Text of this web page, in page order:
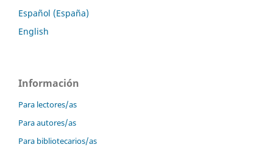
Español (España)
English
Información
Para lectores/as
Para autores/as
Para bibliotecarios/as